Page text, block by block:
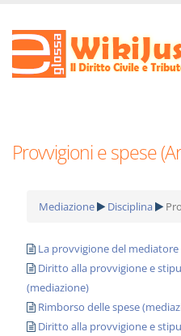
Provvigioni e spese
Mediazione Disciplina
La provvigione del mediatore
Diritto alla provvigione e
(mediazione)
Rimborso delle spese
Diritto alla provvigione e